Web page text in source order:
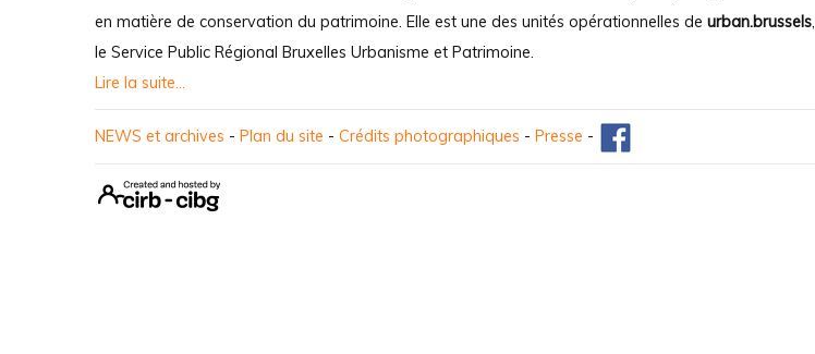
en matière de conservation du patrimoine. Elle est une des unités opérationnelles de urban.brussels,
le Service Public Régional Bruxelles Urbanisme et Patrimoine.
Lire la suite...
NEWS et archives - Plan du site - Crédits photographiques - Presse -